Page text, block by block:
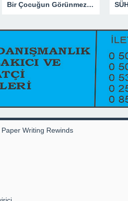
Bir Çocuğun Görünmez Yaraları – 41 “Koparılmış Çocuklar”
Writing Rewinds